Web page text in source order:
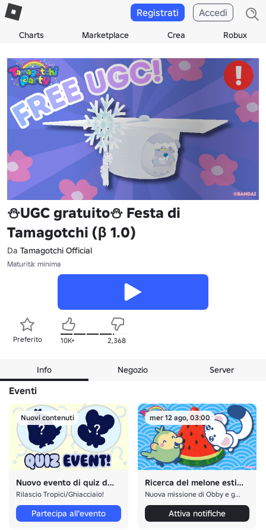
Charts Marketplace Crea Robux
Registrati Accedi
⛄UGC gratuito⛄ Festa di
Tamagotchi (β 1.0)
Da Tamagotchi Official
Maturità: minima
Preferito 10K+ 2,368
Info Negozio Server
Eventi
Nuovi contenuti
Nuovo evento di quiz di lancio!
Rilascio Tropici/Ghiacciaio!
Partecipa all'evento
mer 12 ago, 03:00
Ricerca del melone estivo!
Nuova missione di Obby e gruppo!
Attiva notifiche